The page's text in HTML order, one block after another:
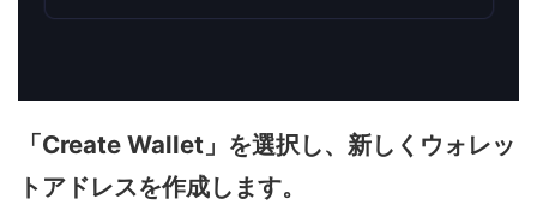
「Create Wallet」を選択し、新しくウォレッ
トアドレスを作成します。